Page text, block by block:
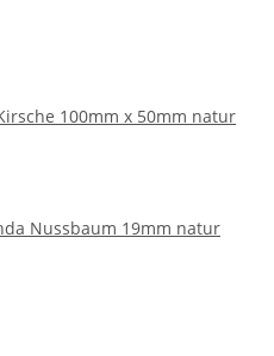
100mm x 50mm natur